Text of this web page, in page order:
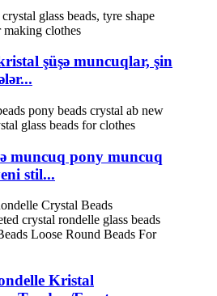
şüşə muncuqlar, şin
muncuq pony muncuq
stil...
Kristal